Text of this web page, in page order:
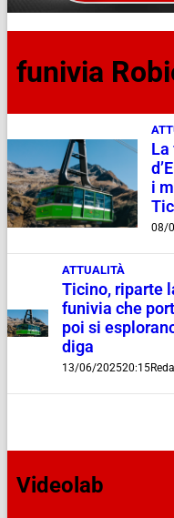
funivia
La
i
08/
ATTUALITÀ
Ticino, riparte
funivia che
poi si
diga
13/06/202520:15
Videolab